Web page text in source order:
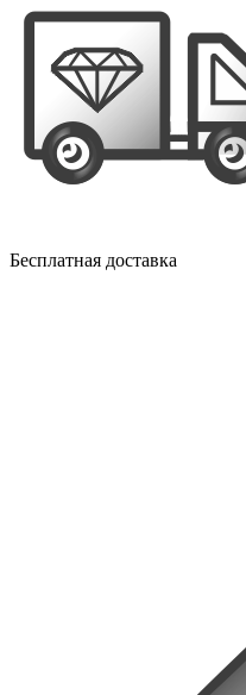
Бесплатная доставка